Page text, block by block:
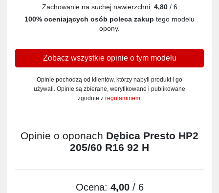
Zachowanie na suchej nawierzchni: 4,80/ 6
100% oceniających osób poleca zakup tego modelu
opony.
Zobacz wszystkie opinie o tym modelu
Opinie pochodzą od klientów, którzy nabyli produkt i go
używali. Opinie są zbierane, weryfikowane i publikowane
zgodnie z regulaminem.
Opinie o oponach Dębica Presto HP2
205/60 R16 92 H
Ocena: 4,00/ 6